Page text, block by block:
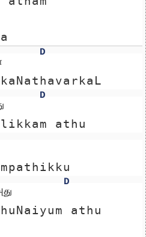
D
D
athu
D
athu